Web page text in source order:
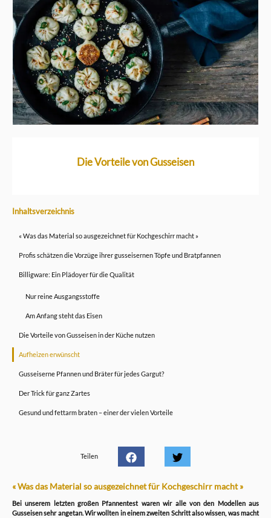
Die Vorteile von Gusseisen
Inhaltsverzeichnis
« Was das Material so ausgezeichnet für Kochgeschirr macht »
Profis schätzen die Vorzüge ihrer gusseisernen Töpfe und Bratpfannen
Billigware: Ein Plädoyer für die Qualität
Nur reine Ausgangsstoffe
Am Anfang steht das Eisen
Die Vorteile von Gusseisen in der Küche nutzen
Aufheizen erwünscht
Gusseiserne Pfannen und Bräter für jedes Gargut?
Der Trick für ganz Zartes
Gesund und fettarm braten – einer der vielen Vorteile
Teilen
« Was das Material so ausgezeichnet für Kochgeschirr macht »
Bei unserem letzten großen Pfannentest waren wir alle von den Modellen aus
Gusseisen sehr angetan. Wir wollten in einem zweiten Schritt also wissen, was macht